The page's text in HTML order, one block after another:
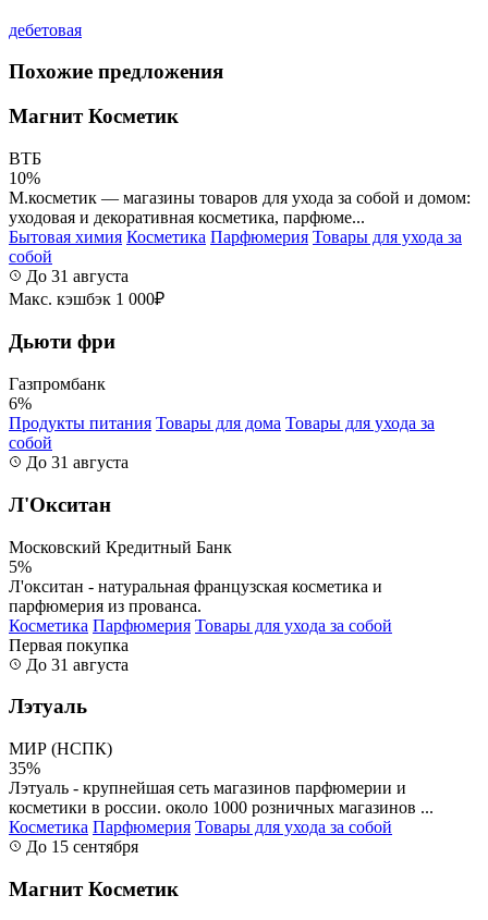
дебетовая
Похожие предложения
Магнит Косметик
ВТБ
10%
М.косметик — магазины товаров для ухода за собой и домом:
уходовая и декоративная косметика, парфюме...
Бытовая химия Косметика Парфюмерия Товары для ухода за
собой
До 31 августа
Макс. кэшбэк 1 000₽
Дьюти фри
Газпромбанк
6%
Продукты питания Товары для дома Товары для ухода за
собой
До 31 августа
Л'Окситан
Московский Кредитный Банк
5%
Л'окситан - натуральная французская косметика и
парфюмерия из прованса.
Косметика Парфюмерия Товары для ухода за собой
Первая покупка
До 31 августа
Лэтуаль
МИР (НСПК)
35%
Лэтуаль - крупнейшая сеть магазинов парфюмерии и
косметики в россии. около 1000 розничных магазинов ...
Косметика Парфюмерия Товары для ухода за собой
До 15 сентября
Магнит Косметик